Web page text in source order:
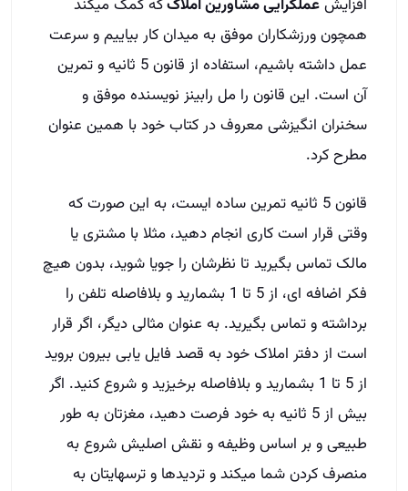
افزایشعملگرایی مشاورین املاککه کمک میکند
همچون ورزشکاران موفق به میدان کار بیاییم و سرعت
عمل داشته باشیم، استفاده از قانون 5 ثانیه و تمرین
آن است. این قانون را مل رابینز نویسنده موفق و
سخنران انگیزشی معروف در کتاب خود با همین عنوان
مطرح کرد.
قانون 5 ثانیه تمرین ساده ایست، به این صورت که
وقتی قرار است کاری انجام دهید، مثلا با مشتری یا
مالک تماس بگیرید تا نظرشان را جویا شوید، بدون هیچ
فکر اضافه ای، از 5 تا 1 بشمارید و بلافاصله تلفن را
برداشته و تماس بگیرید. به عنوان مثالی دیگر، اگر قرار
است از دفتر املاک خود به قصد فایل یابی بیرون بروید
از 5 تا 1 بشمارید و بلافاصله برخیزید و شروع کنید. اگر
بیش از 5 ثانیه به خود فرصت دهید، مغزتان به طور
طبیعی و بر اساس وظیفه و نقش اصلیش شروع به
منصرف کردن شما میکند و تردیدها و ترسهایتان به